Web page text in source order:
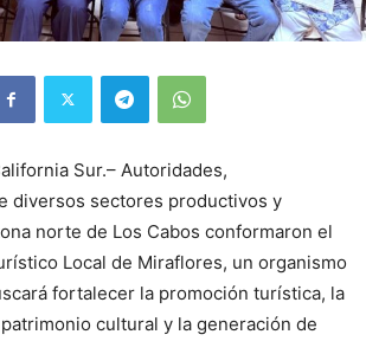
Sur.– Autoridades,
diversos sectores productivos y
norte de Los Cabos conformaron el
Local de Miraflores, un organismo
fortalecer la promoción turística, la
cultural y la generación de